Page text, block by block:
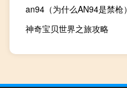
an94（为什么AN94是禁枪）
神奇宝贝世界之旅攻略